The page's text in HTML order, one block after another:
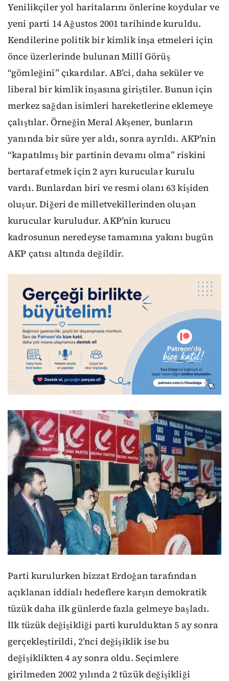
Yenilikçiler yol haritalarını önlerine koydular ve
yeni parti 14 Ağustos 2001 tarihinde kuruldu.
Kendilerine politik bir kimlik inşa etmeleri için
önce üzerlerinde bulunan Millî Görüş
“gömleğini” çıkardılar. AB’ci, daha seküler ve
liberal bir kimlik inşasına giriştiler. Bunun için
merkez sağdan isimleri hareketlerine eklemeye
çalıştılar. Örneğin Meral Akşener, bunların
yanında bir süre yer aldı, sonra ayrıldı. AKP’nin
“kapatılmış bir partinin devamı olma” riskini
bertaraf etmek için 2 ayrı kurucular kurulu
vardı. Bunlardan biri ve resmi olanı 63 kişiden
oluşur. Diğeri de milletvekillerinden oluşan
kurucular kuruludur. AKP’nin kurucu
kadrosunun neredeyse tamamına yakını bugün
AKP çatısı altında değildir.
Parti kurulurken bizzat Erdoğan tarafından
açıklanan iddialı hedeflere karşın demokratik
tüzük daha ilk günlerde fazla gelmeye başladı.
İlk tüzük değişikliği parti kurulduktan 5 ay sonra
gerçekleştirildi, 2’nci değişiklik ise bu
değişiklikten 4 ay sonra oldu. Seçimlere
girilmeden 2002 yılında 2 tüzük değişikliği